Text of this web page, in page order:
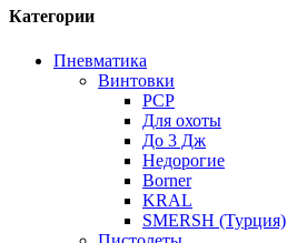
Категории
Пневматика
Винтовки
PCP
Для охоты
До 3 Дж
Недорогие
Borner
KRAL
SMERSH (Турция)